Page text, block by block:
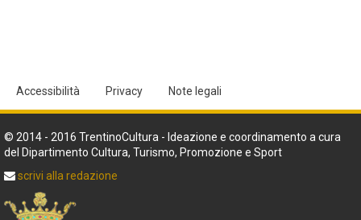
Accessibilità Privacy Note legali
© 2014 - 2016 TrentinoCultura - Ideazione e coordinamento a cura
del Dipartimento Cultura, Turismo, Promozione e Sport
scrivi alla redazione